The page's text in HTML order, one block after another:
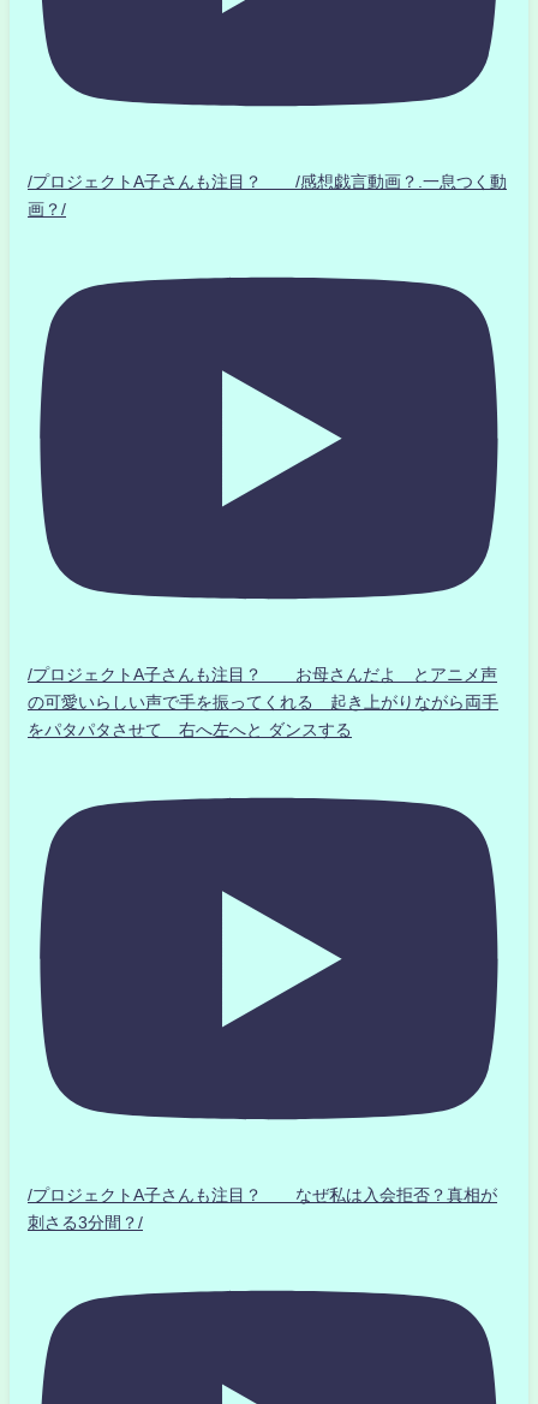
/プロジェクトA子さんも注目？ /感想戯言動画？.一息つく動
画？/
/プロジェクトA子さんも注目？ お母さんだよ とアニメ声
の可愛いらしい声で手を振ってくれる 起き上がりながら両手
をパタパタさせて 右へ左へと ダンスする
/プロジェクトA子さんも注目？ なぜ私は入会拒否？真相が
刺さる3分間？/